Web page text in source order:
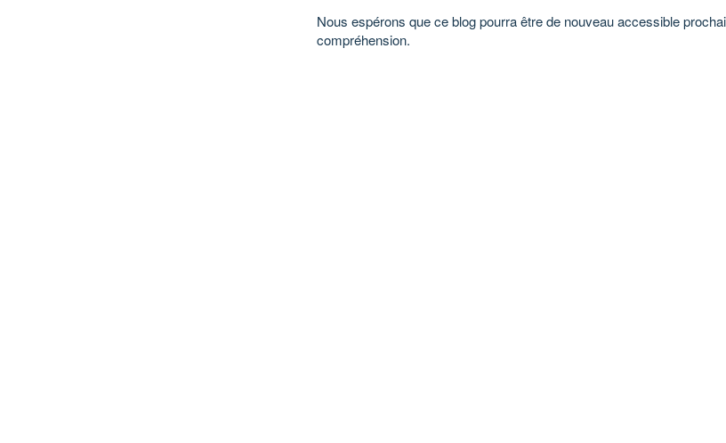
Nous espérons que ce blog pourra être de nouveau accessible
compréhension.